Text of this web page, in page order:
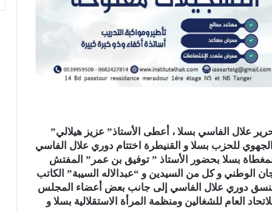
الذكرى 48 لوفاة زعيم التحرير علال الفاسي بسلا ، أعطى الأستاذ” عزيز هيلالي”
للحزب بسلا و القنيطرة اختتام دوري علال الفاسي
الخميس 12 ماي 2022 بالقاعة المغطاة بسلا بحضور الأستاذ ” توفيق بن عمر” المفتش
الوطني و كل من السيدين و “عبدالاله السيبة” الكاتب
و منسق دوري علال الفاسي إلى جانب بعض أعضاء المجلس
العام للشغالين ومنظمة المرأة الاستقلالية بسلا و